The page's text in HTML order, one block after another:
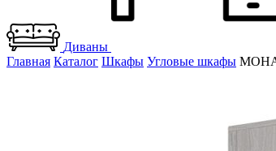
Диваны
Главная Каталог Шкафы Угловые шкафы